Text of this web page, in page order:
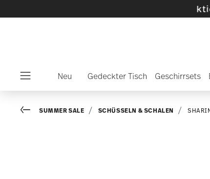
Mehr
Neu Gedeckter Tisch Geschirrsets
Go backSUMMER SALE SCHÜSSELN & SCHALEN